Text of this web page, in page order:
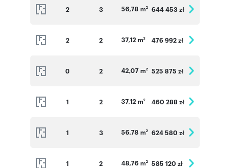
2 3 56,78 m2 644 453 zł
2 2 37,12 m2 476 992 zł
0 2 42,07 m2 525 875 zł
1 2 37,12 m2 460 288 zł
1 3 56,78 m2 624 580 zł
1 2 48,76 m2 585 120 zł